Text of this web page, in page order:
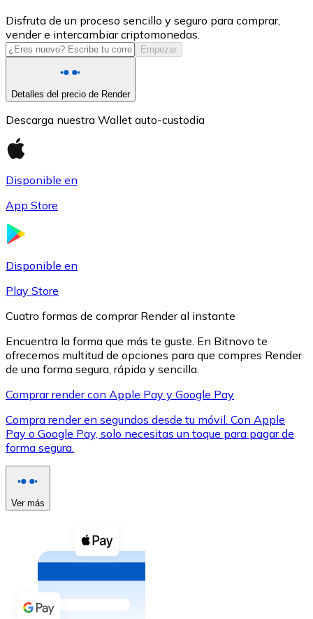
USD Coin
USDC
XRP
XRP
Ver todo
Compra criptomonedas con efectivo en tu tienda más
Comprar con efectivo
Transferencia SEPA
Disfruta de un proceso sencillo y seguro para comprar,
vender e intercambiar criptomonedas.
Empezar
Detalles del precio de Render
Descarga nuestra Wallet auto-custodia
Disponible en
App Store
Disponible en
Play Store
Cuatro formas de comprar Render al instante
Encuentra la forma que más te guste. En Bitnovo te
ofrecemos multitud de opciones para que compres Render
de una forma segura, rápida y sencilla.
Comprar render con Apple Pay y Google Pay
Compra render en segundos desde tu móvil. Con Apple
Pay o Google Pay, solo necesitas un toque para pagar de
forma segura.
Ver más